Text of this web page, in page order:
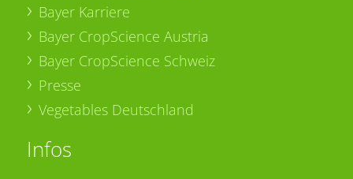
Bayer Karriere
Bayer CropScience Austria
Bayer CropScience Schweiz
Presse
Vegetables Deutschland
Infos